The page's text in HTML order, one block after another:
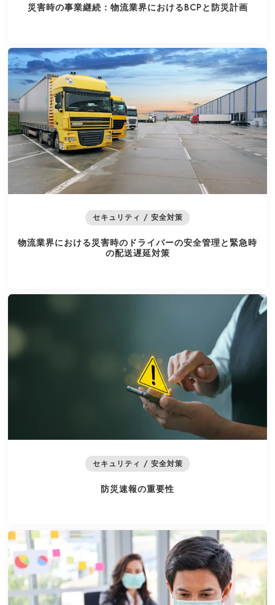
災害時の事業継続：物流業界におけるBCPと防災計画
セキュリティ / 安全対策
物流業界における災害時のドライバーの安全管理と緊急時
の配送遅延対策
セキュリティ / 安全対策
防災速報の重要性